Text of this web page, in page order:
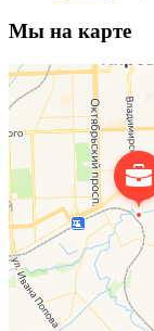
Мы на карте